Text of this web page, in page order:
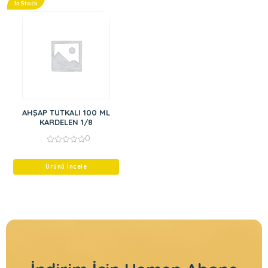
In Stock
AHŞAP TUTKALI 100 ML
KARDELEN 1/8
of
0
Ürünü İncele